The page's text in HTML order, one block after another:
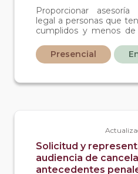
Proporcionar
legal a personas que
cumplidos y menos
conductas tipificadas
código penal de
ellos o el juez
Presencial
Solicitud y
audiencia de
antecedentes